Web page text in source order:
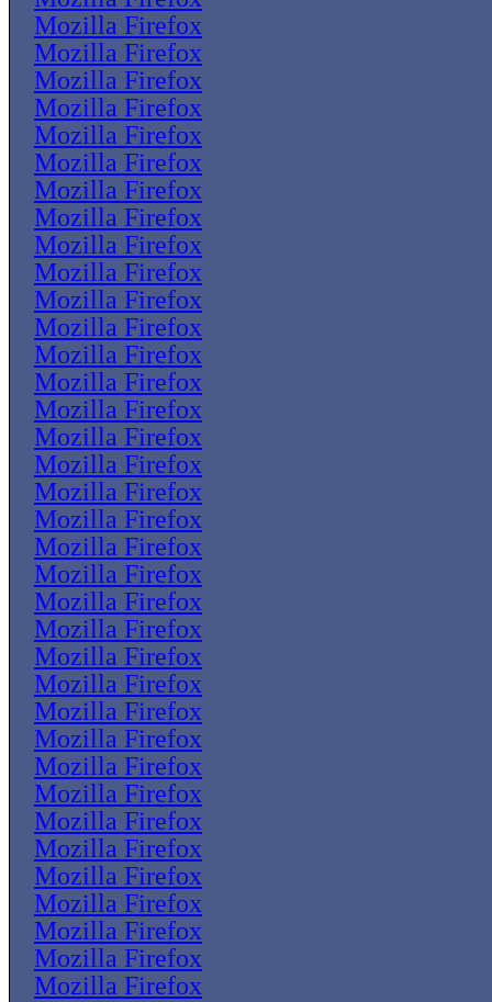
Mozilla Firefox
Mozilla Firefox
Mozilla Firefox
Mozilla Firefox
Mozilla Firefox
Mozilla Firefox
Mozilla Firefox
Mozilla Firefox
Mozilla Firefox
Mozilla Firefox
Mozilla Firefox
Mozilla Firefox
Mozilla Firefox
Mozilla Firefox
Mozilla Firefox
Mozilla Firefox
Mozilla Firefox
Mozilla Firefox
Mozilla Firefox
Mozilla Firefox
Mozilla Firefox
Mozilla Firefox
Mozilla Firefox
Mozilla Firefox
Mozilla Firefox
Mozilla Firefox
Mozilla Firefox
Mozilla Firefox
Mozilla Firefox
Mozilla Firefox
Mozilla Firefox
Mozilla Firefox
Mozilla Firefox
Mozilla Firefox
Mozilla Firefox
Mozilla Firefox